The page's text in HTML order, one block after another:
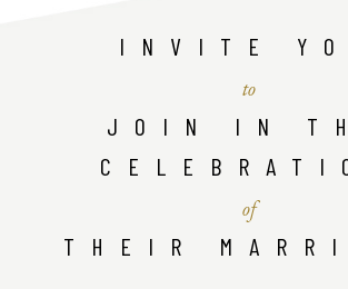
INVITE
to
JOIN IN
of
THEIR